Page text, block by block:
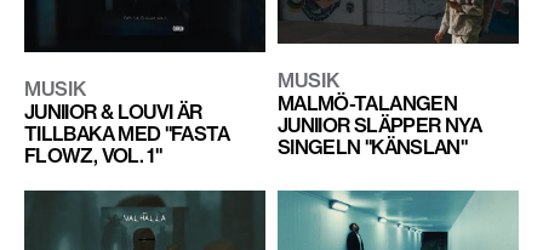
MUSIK
JUNIIOR & LOUVI ÄR
TILLBAKA MED "FASTA
FLOWZ, VOL. 1"
MUSIK
MALMÖ-TALANGEN
JUNIIOR SLÄPPER NYA
SINGELN "KÄNSLAN"